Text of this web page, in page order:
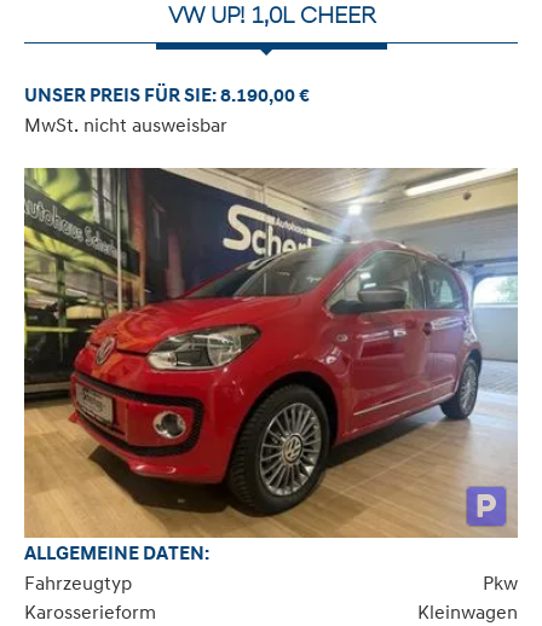
VW UP! 1,0L CHEER
UNSER PREIS FÜR SIE: 8.190,00 €
MwSt. nicht ausweisbar
ALLGEMEINE DATEN:
Fahrzeugtyp
Pkw
Karosserieform
Kleinwagen